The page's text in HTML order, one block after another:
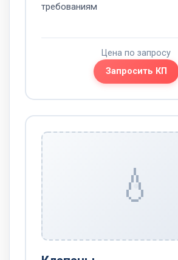
требованиям
Цена по запросу
Запросить КП
💧